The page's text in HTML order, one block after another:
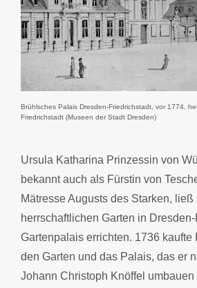
Brühlsches Palais Dresden-Friedrichstadt, vor 1774,
Friedrichstadt (Museen der Stadt Dresden)
Ursula Katharina Prinzessin von
bekannt auch als Fürstin von
Mätresse Augusts des Starken,
herrschaftlichen Garten in
Gartenpalais errichten. 1736 kaufte
den Garten und das Palais, das er
Johann Christoph Knöffel umbauen